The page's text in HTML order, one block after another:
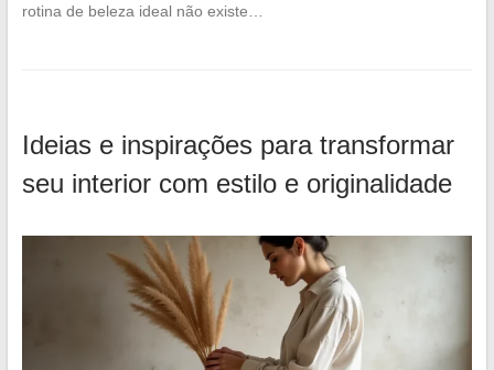
rotina de beleza ideal não existe…
Ideias e inspirações para transformar
seu interior com estilo e originalidade